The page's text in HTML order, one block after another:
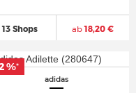
13 Shops ab18,20 €
adidas
%*